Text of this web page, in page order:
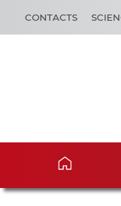
CONTACTS